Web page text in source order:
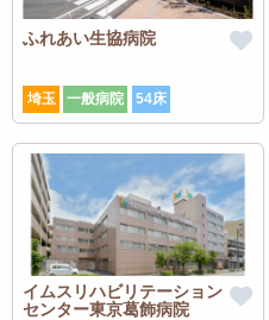
ふれあい生協病院
埼玉 一般病院 54床
イムスリハビリテーション
センター東京葛飾病院